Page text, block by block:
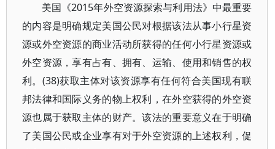
美国《2015年外空资源探索与利用法》中最重要
的内容是明确规定美国公民对根据该法从事小行星资
源或外空资源的商业活动所获得的任何小行星资源或
外空资源，享有占有、拥有、运输、使用和销售的权
利。(38)获取主体对该资源享有任何符合美国现有联
邦法律和国际义务的物上权利，在外空获得的外空资
源也属于获取主体的财产。该法的重要意义在于明确
了美国公民或企业享有对于外空资源的上述权利，促